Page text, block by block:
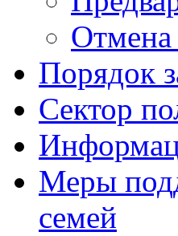
Отмена
Порядок
Сектор
Меры
семей